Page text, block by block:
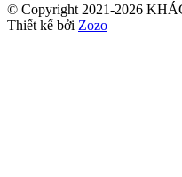
© Copyright 2021-2026
Thiết kế bởi Zozo